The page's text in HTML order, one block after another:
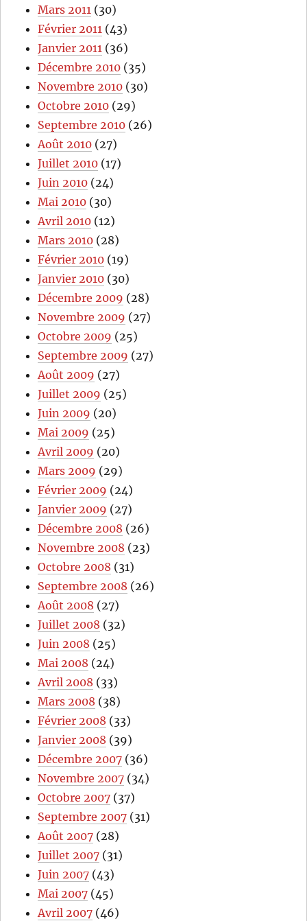
Mars 2011 (30)
Février 2011 (43)
Janvier 2011 (36)
Décembre 2010 (35)
Novembre 2010 (30)
Octobre 2010 (29)
Septembre 2010 (26)
Août 2010 (27)
Juillet 2010 (17)
Juin 2010 (24)
Mai 2010 (30)
Avril 2010 (12)
Mars 2010 (28)
Février 2010 (19)
Janvier 2010 (30)
Décembre 2009 (28)
Novembre 2009 (27)
Octobre 2009 (25)
Septembre 2009 (27)
Août 2009 (27)
Juillet 2009 (25)
Juin 2009 (20)
Mai 2009 (25)
Avril 2009 (20)
Mars 2009 (29)
Février 2009 (24)
Janvier 2009 (27)
Décembre 2008 (26)
Novembre 2008 (23)
Octobre 2008 (31)
Septembre 2008 (26)
Août 2008 (27)
Juillet 2008 (32)
Juin 2008 (25)
Mai 2008 (24)
Avril 2008 (33)
Mars 2008 (38)
Février 2008 (33)
Janvier 2008 (39)
Décembre 2007 (36)
Novembre 2007 (34)
Octobre 2007 (37)
Septembre 2007 (31)
Août 2007 (28)
Juillet 2007 (31)
Juin 2007 (43)
Mai 2007 (45)
Avril 2007 (46)